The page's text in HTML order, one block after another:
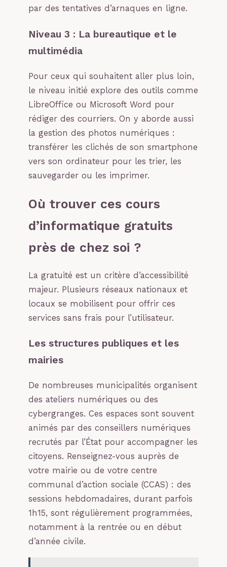
par des tentatives d’arnaques en ligne.
Niveau 3 : La bureautique et le
multimédia
Pour ceux qui souhaitent aller plus loin,
le niveau initié explore des outils comme
LibreOffice ou Microsoft Word pour
rédiger des courriers. On y aborde aussi
la gestion des photos numériques :
transférer les clichés de son smartphone
vers son ordinateur pour les trier, les
sauvegarder ou les imprimer.
Où trouver ces cours
d’informatique gratuits
près de chez soi ?
La gratuité est un critère d’accessibilité
majeur. Plusieurs réseaux nationaux et
locaux se mobilisent pour offrir ces
services sans frais pour l’utilisateur.
Les structures publiques et les
mairies
De nombreuses municipalités organisent
des ateliers numériques ou des
cybergranges. Ces espaces sont souvent
animés par des conseillers numériques
recrutés par l’État pour accompagner les
citoyens. Renseignez-vous auprès de
votre mairie ou de votre centre
communal d’action sociale (CCAS) : des
sessions hebdomadaires, durant parfois
1h15, sont régulièrement programmées,
notamment à la rentrée ou en début
d’année civile.